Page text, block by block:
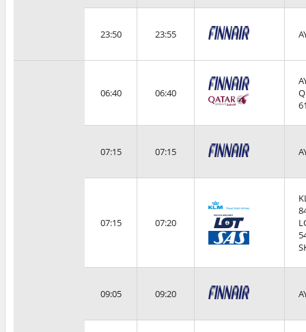
23:50 23:55
06:40 06:40
07:15 07:15
07:15 07:20
09:05 09:20